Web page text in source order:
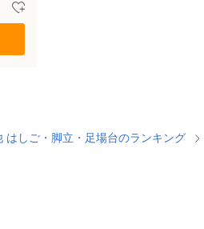
はしご・脚立・足場台のランキング